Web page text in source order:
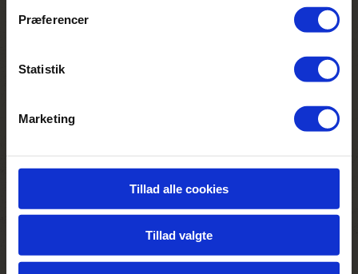
Præferencer
Statistik
Marketing
Tillad alle cookies
Tillad valgte
SAFARI